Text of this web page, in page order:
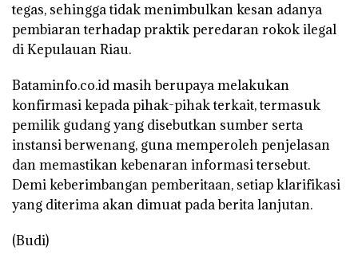
tegas, sehingga tidak menimbulkan kesan adanya
pembiaran terhadap praktik peredaran rokok ilegal
di Kepulauan Riau.
Bataminfo.co.id masih berupaya melakukan
konfirmasi kepada pihak-pihak terkait, termasuk
pemilik gudang yang disebutkan sumber serta
instansi berwenang, guna memperoleh penjelasan
dan memastikan kebenaran informasi tersebut.
Demi keberimbangan pemberitaan, setiap klarifikasi
yang diterima akan dimuat pada berita lanjutan.
(Budi)